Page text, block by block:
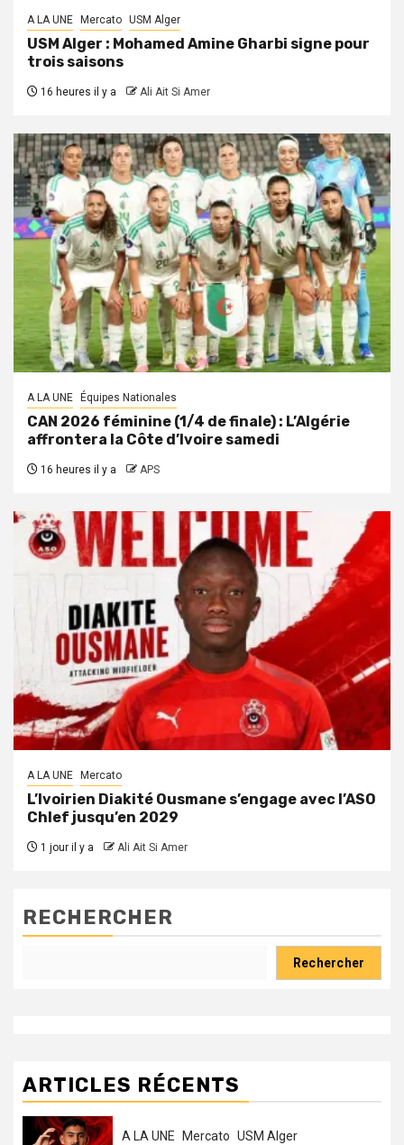
A LA UNE Mercato USM Alger
USM Alger : Mohamed Amine Gharbi signe pour
trois saisons
16 heures il y a Ali Ait Si Amer
A LA UNE Équipes Nationales
CAN 2026 féminine (1/4 de finale) : L’Algérie
affrontera la Côte d’Ivoire samedi
16 heures il y a APS
A LA UNE Mercato
L’Ivoirien Diakité Ousmane s’engage avec l’ASO
Chlef jusqu’en 2029
1 jour il y a Ali Ait Si Amer
RECHERCHER
Rechercher
ARTICLES RÉCENTS
A LA UNE Mercato USM Alger